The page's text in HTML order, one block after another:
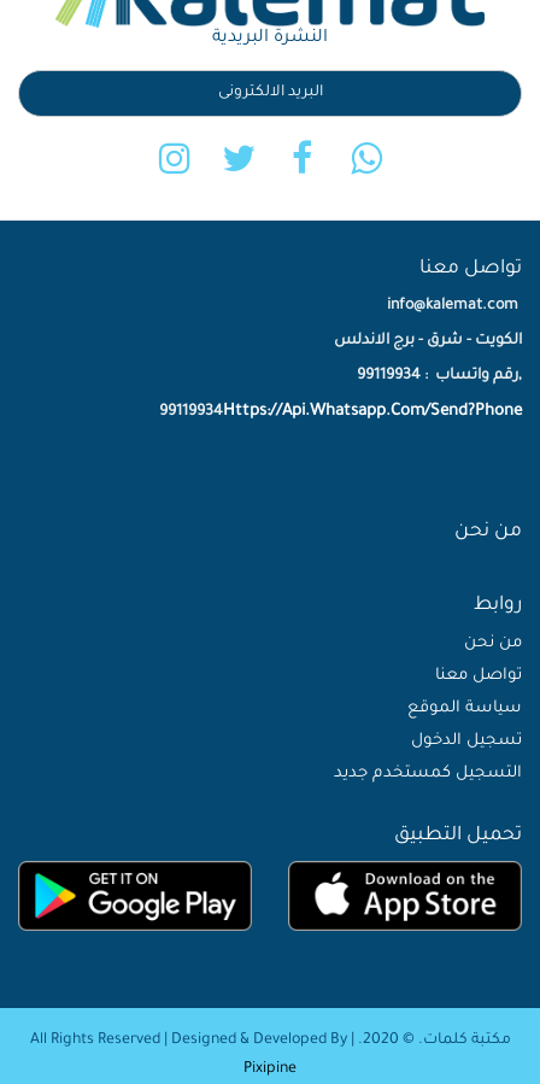
النشرة البريدية
تواصل معنا
info@kalemat.com
الكويت - شرق - برج الاندلس
,رقم واتساب : 99119934
Https://Api.Whatsapp.Com/Send?Phone
99119934
من نحن
روابط
من نحن
تواصل معنا
سياسة الموقع
تسجيل الدخول
التسجيل كمستخدم جديد
تحميل التطبيق
مكتبة كلمات. © 2020. | All Rights Reserved | Designed & Developed By
Pixipine